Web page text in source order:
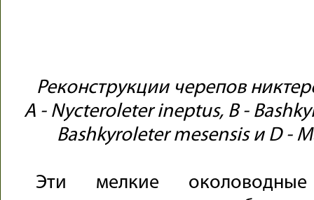
Реконструкции черепов
A - Nycteroleter ineptus, B -
Bashkyroleter mesensis и D -
Эти мелкие